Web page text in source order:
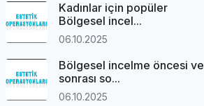
Kadınlar için popüler
Bölgesel incel...
06.10.2025
Bölgesel incelme öncesi ve
sonrası so...
06.10.2025